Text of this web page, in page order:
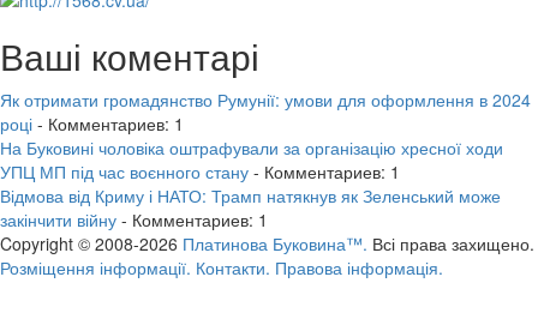
Ваші коментарі
Як отримати громадянство Румунії: умови для оформлення в 2024
році - Комментариев: 1
На Буковині чоловіка оштрафували за організацію хресної ходи
УПЦ МП під час воєнного стану - Комментариев: 1
Відмова від Криму і НАТО: Трамп натякнув як Зеленський може
закінчити війну - Комментариев: 1
Copyright © 2008-2026 Платинова Буковина™. Всі права захищено.
Розміщення інформації. Контакти. Правова інформація.